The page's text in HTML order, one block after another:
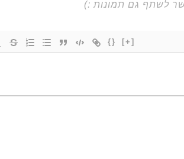
{} [+]